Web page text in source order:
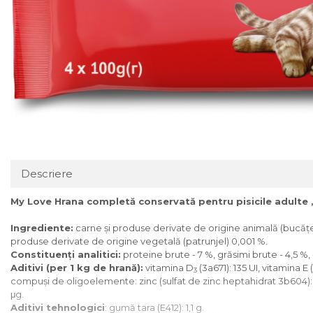
Descriere
My Love Hrana completă conservată pentru pisicile
Ingrediente: carne și produse derivate de origine animală
produse derivate de origine vegetală (patrunjel) 0,001 %.
Constituenţi analitici: proteine brute - 7 %, grăsimi brute - 4,5 %,
Aditivi (per 1 kg de hrană): vitamina D3 (3a671): 135 UI, vitamina
compuşi de oligoelemente: zinc (sulfat de zinc heptahidrat
μg.
Aditivi tehnologici: gumă tara (E412): 1,1 g.